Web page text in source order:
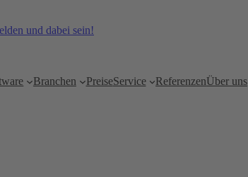
und dabei sein!
Branchen PreiseService ReferenzenÜber uns